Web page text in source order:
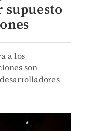
supuesto
a los
son